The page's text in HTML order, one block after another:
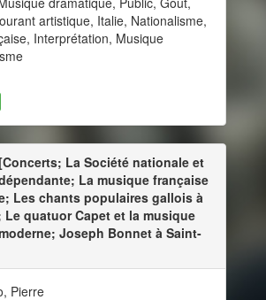
artistique, Italie, Nationalisme,
Interprétation, Musique
La Société nationale et
La musique française
Les chants populaires gallois à
Le quatuor Capet et la musique
Joseph Bonnet à Saint-
Pierre